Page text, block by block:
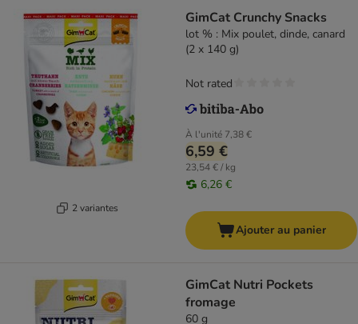
2 variantes
GimCat Crunchy Snacks
lot % : Mix poulet, dinde, canard
(2 x 140 g)
À l'unité 7,38 €
6,59 €
23,54 € / kg
6,26 €
Not rated
Ajouter au panier
GimCat Nutri Pockets
fromage
60 g